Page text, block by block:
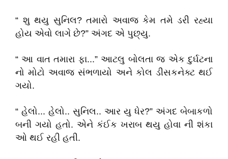
“ શુ થયુ સુનિલ? તમારો અવાજ કેમ તમે ડરી રહ્યા
હોય એવો લાગે છે?” અંગદ એ પુછ્યુ.
“ આ વાત તમારા ફા...” આટલુ બોલતા જ એક દુર્ઘટના
નો મોટો અવાજ સંભળાયો અને કોલ ડીસકનેક્ટ થઈ
ગયો.
“ હેલો... હેલો.. સુનિલ.. આર યુ ધેર?” અંગદ બેબાકળો
બની ગયો હતો. એને કંઈક ખરાબ થયુ હોવા ની શંકા
ઓ થઈ રહી હતી.